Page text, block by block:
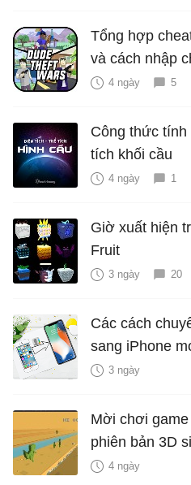
Tổng hợp
và cách nhập
4 ngày 5
Công thức
tích khối cầu
4 ngày 1
Giờ xuất hiện
Fruit
3 ngày 20
Các cách
sang iPhone
3 ngày
Mời chơi
phiên bản 3D
4 ngày